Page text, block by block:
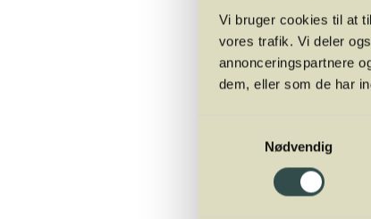
Vi bruger cookies til at
vores trafik. Vi deler
annonceringspartnere
dem, eller som de har
Nødvendig
Kog
og peber. Server
citronsaft, salt og